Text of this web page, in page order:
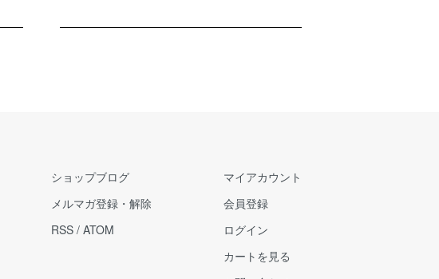
ショップブログ
メルマガ登録・解除
RSS / ATOM
マイアカウント
会員登録
ログイン
カートを見る